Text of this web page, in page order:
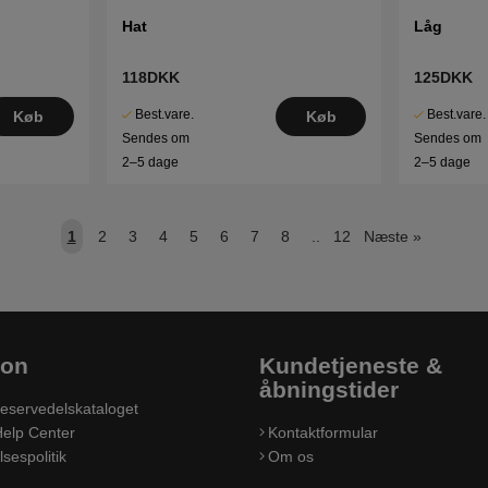
Køb
Hat
118DKK
Best.vare.
Sendes om
2–5 dage
Køb
Låg
125DKK
Best.vare.
Sendes om
2–5 dage
1 2 3 4 5 6 7 8 .. 12 Næste »
Center
Kundetjeneste &
åbningstider
Kontaktformular
Om os